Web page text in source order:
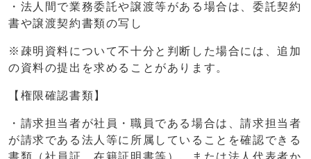
・法人間で業務委託や譲渡等がある場合は、委託契約
書や譲渡契約書類の写し
※疎明資料について不十分と判断した場合には、追加
の資料の提出を求めることがあります。
【権限確認書類】
・請求担当者が社員・職員である場合は、請求担当者
が請求である法人等に所属していることを確認できる
書類（社員証、在籍証明書等）、または法人代表者か